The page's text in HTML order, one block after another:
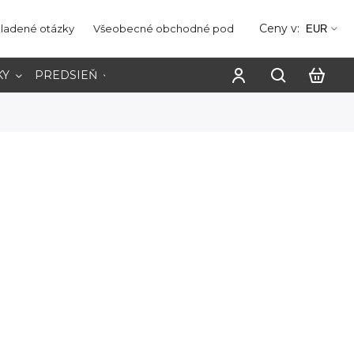
otázky Všeobecné obchodné podmienky Ochrana
Ceny v: EUR
PREDSIEŇ